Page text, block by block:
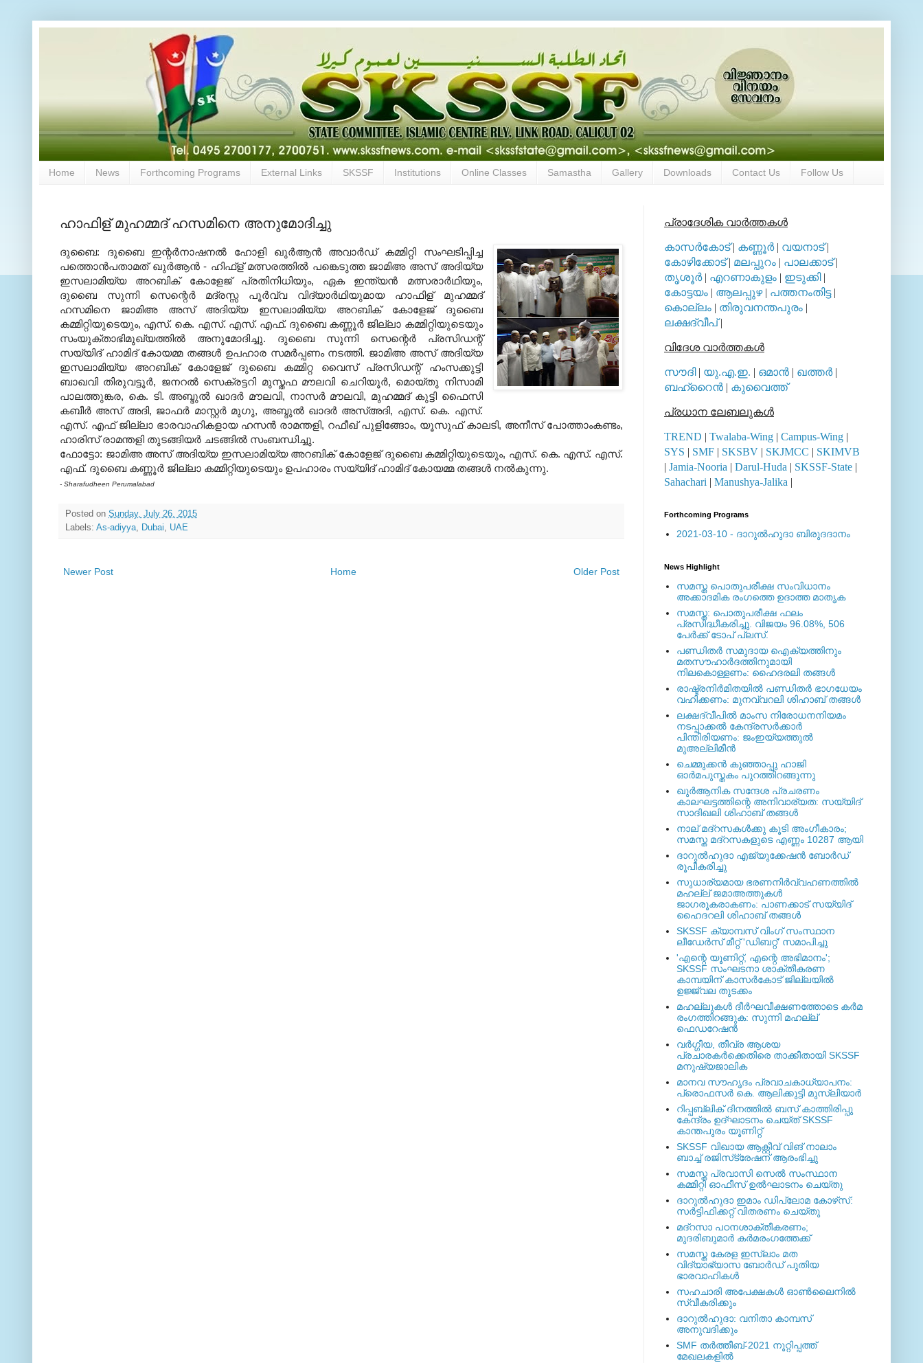
Home News Forthcoming Programs External Links SKSSF Institutions Online Classes Samastha Gallery Downloads Contact Us Follow Us
ഹാഫിള് മുഹമ്മദ്‌ ഹസമിനെ അനുമോദിച്ചു
ദുബൈ: ദുബൈ ഇന്റർനാഷനൽ ഹോളി ഖുർആൻ അവാർഡ്‌ കമ്മിറ്റി സംഘടിപ്പിച്ച
പത്തൊൻപതാമത് ഖുർആൻ - ഹിഫ്ള് മത്സരത്തിൽ പങ്കെടുത്ത ജാമിഅ അസ് അദിയ്യ
ഇസലാമിയ്യ അറബിക് കോളേജ് പ്രതിനിധിയും, ഏക ഇന്ത്യൻ മത്സരാർഥിയും,
ദുബൈ സുന്നി സെന്റെർ മദ്രസ്സ പൂർവ്വ വിദ്യാർഥിയുമായ ഹാഫിള് മുഹമ്മദ്‌
ഹസമിനെ ജാമിഅ അസ് അദിയ്യ ഇസലാമിയ്യ അറബിക് കോളേജ് ദുബൈ
കമ്മിറ്റിയുടെയും, എസ്. കെ. എസ്. എസ്. എഫ്. ദുബൈ കണ്ണൂർ ജില്ലാ കമ്മിറ്റിയുടെയും
സംയുക്താഭിമുഖ്യത്തിൽ അനുമോദിച്ചു. ദുബൈ സുന്നി സെന്റെർ പ്രസിഡന്റ്‌
സയ്യിദ് ഹാമിദ് കോയമ്മ തങ്ങൾ ഉപഹാര സമർപ്പണം നടത്തി. ജാമിഅ അസ് അദിയ്യ
ഇസലാമിയ്യ അറബിക് കോളേജ് ദുബൈ കമ്മിറ്റ വൈസ് പ്രസിഡന്റ്‌ ഹംസക്കുട്ടി
ബാഖവി തിരുവട്ടൂർ, ജനറൽ സെക്രട്ടറി മുസ്തഫ മൗലവി ചെറിയൂർ, മൊയ്തു നിസാമി
പാലത്തുങ്കര, കെ. ടി. അബ്ദുൽ ഖാദർ മൗലവി, നാസർ മൗലവി, മുഹമ്മദ്‌ കുട്ടി ഫൈസി
കബീർ അസ് അദി, ജാഫർ മാസ്റ്റർ മുഗു, അബ്ദുൽ ഖാദർ അസ്അദി, എസ്. കെ. എസ്.
എസ്. എഫ് ജില്ലാ ഭാരവാഹികളായ ഹസൻ രാമന്തളി, റഫീഖ് പുളിങ്ങോം, യൂസുഫ് കാലടി, അനീസ്‌ പോത്താംകണ്ടം,
ഹാരിസ് രാമന്തളി തുടങ്ങിയർ ചടങ്ങിൽ സംബന്ധിച്ചു.
ഫോട്ടോ: ജാമിഅ അസ് അദിയ്യ ഇസലാമിയ്യ അറബിക് കോളേജ് ദുബൈ കമ്മിറ്റിയുടെയും, എസ്. കെ. എസ്. എസ്.
എഫ്. ദുബൈ കണ്ണൂർ ജില്ലാ കമ്മിറ്റിയുടെയും ഉപഹാരം സയ്യിദ് ഹാമിദ് കോയമ്മ തങ്ങൾ നൽകുന്നു.
- Sharafudheen Perumalabad
Posted on Sunday, July 26, 2015
Labels: As-adiyya Dubai UAE
Newer Post Older Post
Home
പ്രാദേശിക വാര്‍ത്തകള്‍
കാസര്‍കോട്| കണ്ണൂര്‍| വയനാട്|
കോഴിക്കോട്| മലപ്പുറം | പാലക്കാട്|
തൃശൂര്‍| എറണാകുളം | ഇടുക്കി|
കോട്ടയം | ആലപ്പുഴ| പത്തനംതിട്ട|
കൊല്ലം | തിരുവനന്തപുരം |
ലക്ഷദ്വീപ്|
വിദേശ വാര്‍ത്തകള്‍
സൗദി| യു.എ.ഇ. | ഒമാന്‍ | ഖത്തര്‍|
ബഹ്റൈന്‍ | കുവൈത്ത്
പ്രധാന ലേബലുകള്‍
TREND | Twalaba-Wing | Campus-Wing |
SYS | SMF | SKSBV | SKJMCC | SKIMVB
| Jamia-Nooria | Darul-Huda | SKSSF-State |
Sahachari | Manushya-Jalika |
Forthcoming Programs
2021-03-10 - ദാറുല്‍ഹുദാ ബിരുദദാനം
News Highlight
സമസ്ത പൊതുപരീക്ഷ സംവിധാനം
അക്കാദമിക രംഗത്തെ ഉദാത്ത മാതൃക
സമസ്ത: പൊതുപരീക്ഷ ഫലം
പ്രസിദ്ധീകരിച്ചു. വിജയം 96.08%, 506
പേര്‍ക്ക് ടോപ് പ്ലസ്.
പണ്ഡിതര്‍ സമുദായ ഐക്യത്തിനും
മതസൗഹാര്‍ദത്തിനുമായി
നിലകൊള്ളണം: ഹൈദരലി തങ്ങള്‍
രാഷ്ട്രനിര്‍മിതയില്‍ പണ്ഡിതര്‍ ഭാഗധേയം
വഹിക്കണം: മുനവ്വറലി ശിഹാബ് തങ്ങള്‍
ലക്ഷദ്വീപില്‍ മാംസ നിരോധനനിയമം
നടപ്പാക്കല്‍ കേന്ദ്രസര്‍ക്കാര്‍
പിന്തിരിയണം: ജംഇയ്യത്തുല്‍
മുഅല്ലിമീന്‍
ചെമ്മുക്കന്‍ കുഞ്ഞാപ്പു ഹാജി
ഓര്‍മപുസ്തകം പുറത്തിറങ്ങുന്നു
ഖുര്‍ആനിക സന്ദേശ പ്രചരണം
കാലഘട്ടത്തിന്റെ അനിവാര്യത: സയ്യിദ്
സാദിഖലി ശിഹാബ് തങ്ങള്‍
നാല് മദ്‌റസകള്‍ക്കു കൂടി അംഗീകാരം;
സമസ്ത മദ്‌റസകളുടെ എണ്ണം 10287 ആയി
ദാറുല്‍ഹുദാ എജ്യുക്കേഷന്‍ ബോര്‍ഡ്
രൂപീകരിച്ചു
സുധാര്യമായ ഭരണനിര്‍വ്വഹണത്തില്‍
മഹല്ല് ജമാഅത്തുകള്‍
ജാഗരൂകരാകണം: പാണക്കാട് സയ്യിദ്
ഹൈദറലി ശിഹാബ് തങ്ങള്‍
SKSSF ക്യാമ്പസ് വിംഗ് സംസ്ഥാന
ലീഡേർസ് മീറ്റ് 'ഡിബറ്റ്' സമാപിച്ചു
'എന്റെ യൂണിറ്റ്, എന്റെ അഭിമാനം';
SKSSF സംഘടനാ ശാക്തീകരണ
കാമ്പയിന് കാസര്‍കോട് ജില്ലയില്‍
ഉജ്ജ്വല തുടക്കം
മഹല്ലുകള്‍ ദീര്‍ഘവീക്ഷണത്തോടെ കര്‍മ
രംഗത്തിറങ്ങുക: സുന്നി മഹല്ല്
ഫെഡറേഷന്‍
വര്‍ഗ്ഗീയ, തീവ്ര ആശയ
പ്രചാരകര്‍ക്കെതിരെ താക്കീതായി SKSSF
മനുഷ്യജാലിക
മാനവ സൗഹൃദം പ്രവാചകാധ്യാപനം:
പ്രൊഫസർ കെ. ആലിക്കുട്ടി മുസ്ലിയാർ
റിപ്പബ്ലിക് ദിനത്തില്‍ ബസ് കാത്തിരിപ്പു
കേന്ദ്രം ഉദ്ഘാടനം ചെയ്ത്‌ SKSSF
കാന്തപുരം യൂണിറ്റ്
SKSSF വിഖായ ആക്റ്റീവ് വിങ് നാലാം
ബാച്ച് രജിസ്‌ട്രേഷന് ആരംഭിച്ചു
സമസ്ത പ്രവാസി സെല്‍ സംസ്ഥാന
കമ്മിറ്റി ഓഫീസ് ഉല്‍ഘാടനം ചെയ്തു
ദാറുല്‍ഹുദാ ഇമാം ഡിപ്ലോമ കോഴ്‌സ്:
സര്‍ട്ടിഫിക്കറ്റ് വിതരണം ചെയ്തു
മദ്‌റസാ പഠനശാക്തീകരണം;
മുദരിബുമാര്‍ കര്‍മരംഗത്തേക്ക്
സമസ്ത കേരള ഇസ്ലാം മത
വിദ്യാഭ്യാസ ബോര്‍ഡ് പുതിയ
ഭാരവാഹികള്‍
സഹചാരി അപേക്ഷകൾ ഓൺലൈനിൽ
സ്വീകരിക്കും
ദാറുല്‍ഹുദാ: വനിതാ കാമ്പസ്
അനുവദിക്കും
SMF തര്‍ത്തീബ്-2021 നൂറ്റിപ്പത്ത്
മേഖലകളില്‍